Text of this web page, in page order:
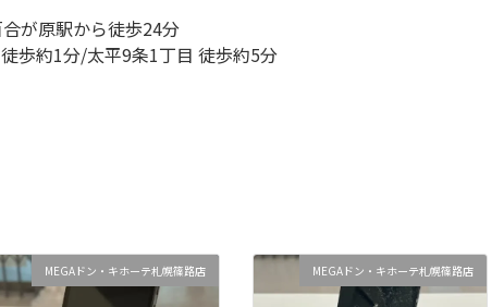
が原駅から徒歩24分
歩約1分/太平9条1丁目 徒歩約5分
MEGAドン・キホーテ札幌篠路店 MEGAドン・キホーテ札幌篠路店